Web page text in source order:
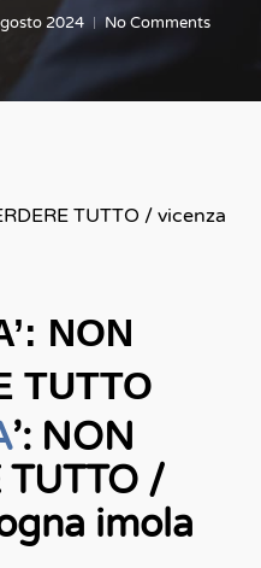
2024 No Comments
TUTTO / vicenza
NON
TUTTO
’: NON
TUTTO /
imola